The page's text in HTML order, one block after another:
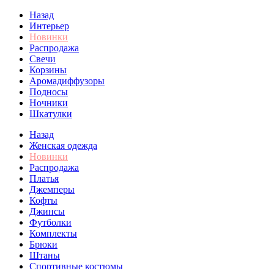
Назад
Интерьер
Новинки
Распродажа
Свечи
Корзины
Аромадиффузоры
Подносы
Ночники
Шкатулки
Назад
Женская одежда
Новинки
Распродажа
Платья
Джемперы
Кофты
Джинсы
Футболки
Комплекты
Брюки
Штаны
Спортивные костюмы